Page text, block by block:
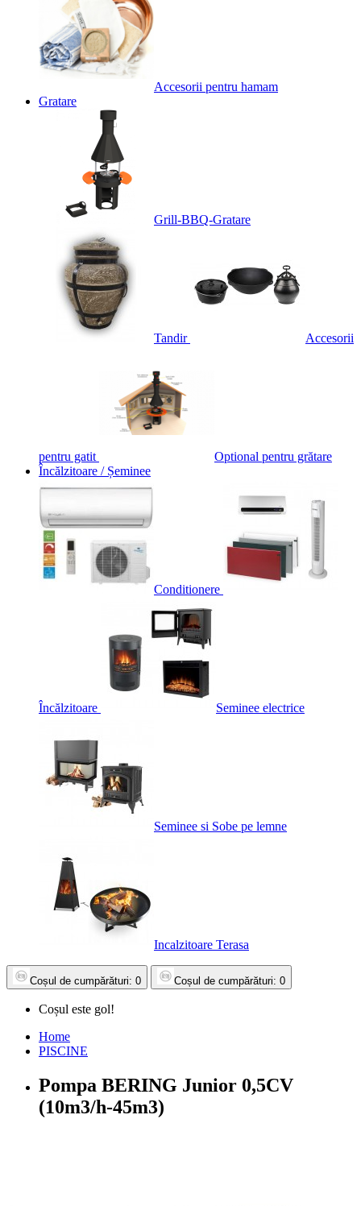
Accesorii pentru hamam
Gratare
Grill-BBQ-Gratare
Tandir Accesorii
pentru gatit
Optional pentru grătare
Încălzitoare / Șeminee
Conditionere
Încălzitoare Seminee electrice
Seminee si Sobe pe lemne
Incalzitoare Terasa
Coșul de cumpărături: 0 Coșul de cumpărături: 0
Coșul este gol!
Home
PISCINE
Pompa BERING Junior 0,5CV
(10m3/h-45m3)